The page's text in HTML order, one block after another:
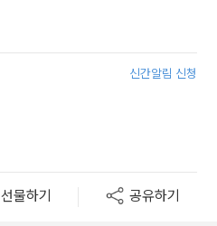
신간알림 신청
선물하기 공유하기